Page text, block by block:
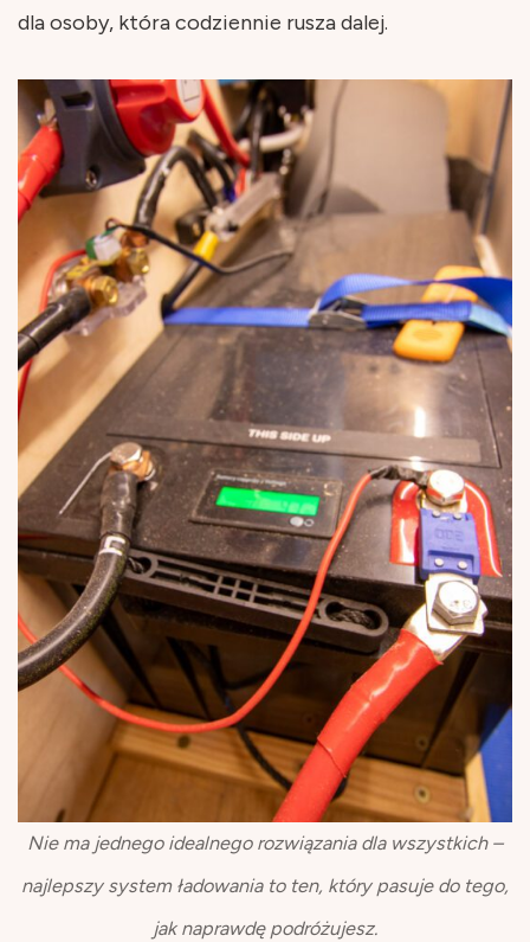
dla osoby, która codziennie rusza dalej.
Nie ma jednego idealnego rozwiązania dla wszystkich –
najlepszy system ładowania to ten, który pasuje do tego,
jak naprawdę podróżujesz.